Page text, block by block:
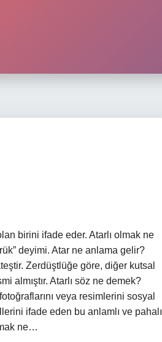
birini ifade eder. Atarlı olmak ne
deyimi. Atar ne anlama gelir?
Zerdüştlüğe göre, diğer kutsal
almıştır. Atarlı söz ne demek?
veya resimlerini sosyal
ifade eden bu anlamlı ve pahalı
ne…